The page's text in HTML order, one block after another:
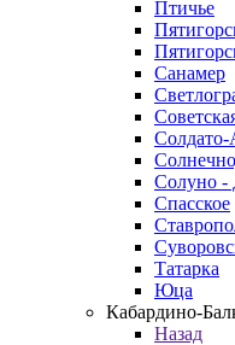
Птичье
Санамер
Солдато-
Солуно -
Спасское
Татарка
Юца
Назад